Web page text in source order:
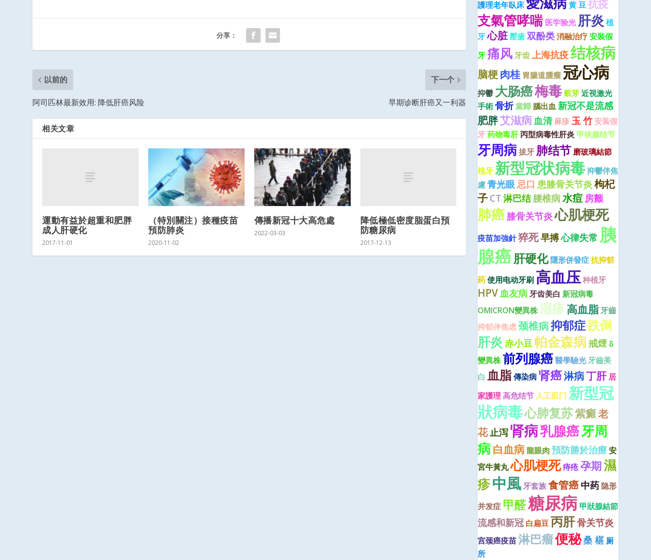
分享：
以前的
阿司匹林最新效用: 降低肝癌风险
下一个
早期诊断肝癌又一利器
相关文章
運動有益於超重和肥胖
成人肝硬化
2017-11-01
（特別關注）接種疫苗
預防肺炎
2020-11-02
傳播新冠十大高危處
2022-03-03
降低極低密度脂蛋白預
防糖尿病
2017-12-13
護理老年臥床 黄 豆抗疫
支氣管哮喘 医学验光 肝炎 植
牙心脏壓瘡双酚类消融治疗安裝假
牙痛风牙齿上海抗疫结核病
脑梗肉桂 胃腸道腫瘤 冠心病
抑鬱大肠癌梅毒穀芽近視激光
手術骨折當歸 腦出血新冠不是流感
肥胖艾滋病血清 麻疹玉 竹安装假
牙药物毒肝丙型病毒性肝炎 甲状腺结节
牙周病拔牙 肺结节 磨玻璃結節
植牙 新型冠状病毒抑鬱伴焦
慮青光眼忌口 患膝骨关节炎枸杞
子CT 淋巴结腰椎病水痘房颤
肺癌膝骨关节炎心肌梗死
疫苗加強針猝死早搏心律失常 胰
腺癌肝硬化隱形併發症抗抑郁
药使用电动牙刷 高血压种植牙
HPV血友病牙齿美白 新冠病毒
OMICRON變異株湿疹高血脂牙齒
抑郁伴焦虑颈椎病抑郁症跌倒
肝炎 赤小豆帕金森病戒煙 δ
變異株前列腺癌醫學驗光牙齒美
白 血脂傳染病 肾癌淋病丁肝 居
家護理 高危结节 人工肛门 新型冠
狀病毒心肺复苏紫癜老
花止泻肾病乳腺癌牙周
病白血病龍眼肉 預防勝於治療安
宮牛黃丸心肌梗死痔疮孕期濕
疹中風牙套族食管癌中药 隐形
并发症 甲醛糖尿病 甲狀腺結節
流感和新冠 白扁豆丙肝骨关节炎
宫颈癌疫苗淋巴瘤便秘桑 椹 厕
所